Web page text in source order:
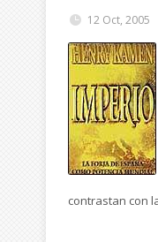
12 Oct, 2005
contrastan con